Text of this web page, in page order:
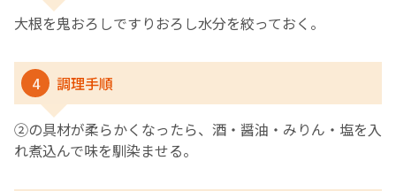
大根を鬼おろしですりおろし水分を絞っておく。
4 調理手順
➁の具材が柔らかくなったら、酒・醤油・みりん・塩を入
れ煮込んで味を馴染ませる。